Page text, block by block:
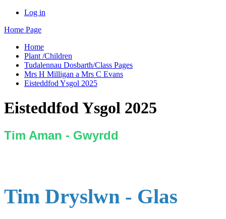
Log in
Home Page
Home
Plant /Children
Tudalennau Dosbarth/Class Pages
Mrs H Milligan a Mrs C Evans
Eisteddfod Ysgol 2025
Eisteddfod Ysgol 2025
Tim Aman - Gwyrdd
Tim Dryslwn - Glas